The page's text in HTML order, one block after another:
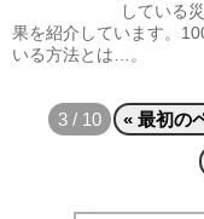
している
果を紹介しています。
いる方法とは…。
3 / 10 « 最初の